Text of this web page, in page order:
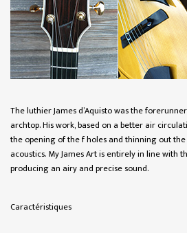
The luthier James d’Aquisto was the
archtop. His work, based on a better air
the opening of the f holes and thinning out
acoustics. My James Art is entirely in line with
producing an airy and precise sound.
Caractéristiques